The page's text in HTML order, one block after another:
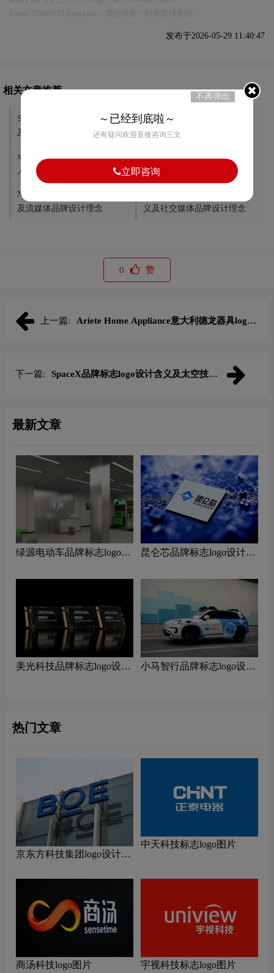
发布于2026-05-29 11:40:47
相关文章推荐
SpaceX品牌标志logo设计含义
及太空技术品牌设计理念
Neuralink品牌标志logo设计含
义及脑机接口品牌设计理念
xAI品牌标志logo设计含义及
人工智能品牌设计理念
ChatGPT品牌标志logo设计含
义及人工智能品牌设计理念
Netflix品牌标志logo设计含义
及流媒体品牌设计理念
Instagram品牌标志logo设计含
义及社交媒体品牌设计理念
0 赞
上一篇:
Ariete Home Appliance意大利德龙器具logo
下一篇:
SpaceX品牌标志logo设计含义及太空技术
最新文章
绿源电动车品牌标志logo设
念
昆仑芯品牌标志logo设计含
美光科技品牌标志logo设计
小马智行品牌标志logo设计
热门文章
京东方科技集团logo设计含
中天科技标志logo图片
商汤科技logo图片 宇视科技标志logo图片
不再弹出
～已经到底啦～
还有疑问欢迎直接咨询三文
立即咨询